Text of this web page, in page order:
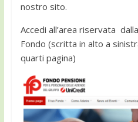
nostro sito.
Accedi all’area riservata
Fondo (scritta in alto a
quarti pagina)